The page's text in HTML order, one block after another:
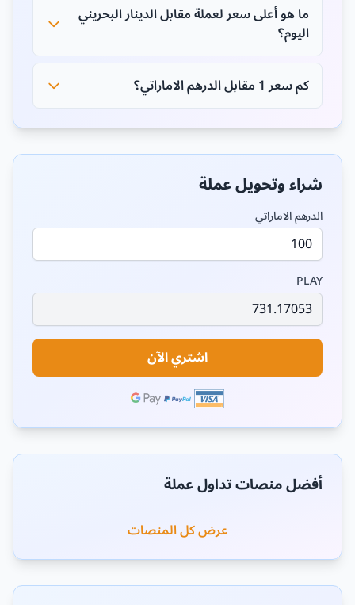
ما هو أعلى سعر لعملة مقابل الدينار البحريني
اليوم؟
كم سعر 1 مقابل الدرهم الاماراتي؟
شراء وتحويل عملة
الدرهم الاماراتي
PLAY
اشتري الآن
أفضل منصات تداول عملة
عرض كل المنصات